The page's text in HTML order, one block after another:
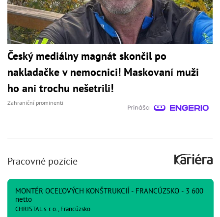
Český mediálny magnát skončil po
nakladačke v nemocnici! Maskovaní muži
ho ani trochu nešetrili!
Zahraniční prominenti
Pracovné pozície
MONTÉR OCEĽOVÝCH KONŠTRUKCIÍ - FRANCÚZSKO - 3 600
netto
CHRISTAL s. r. o., Francúzsko